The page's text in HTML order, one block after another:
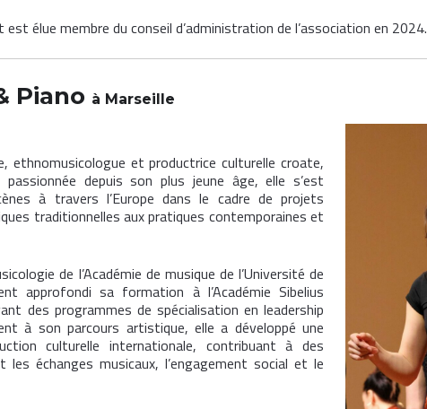
élue membre du conseil d’administration de l’association en 2024.
Piano à Marseille
ethnomusicologue et productrice culturelle croate,
passionnée depuis son plus jeune âge, elle s’est
à travers l’Europe dans le cadre de projets
traditionnelles aux pratiques contemporaines et
de l’Académie de musique de l’Université de
approfondi sa formation à l’Académie Sibelius
des programmes de spécialisation en leadership
à son parcours artistique, elle a développé une
culturelle internationale, contribuant à des
échanges musicaux, l’engagement social et le